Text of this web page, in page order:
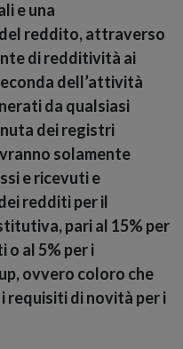
e una
reddito, attraverso
di redditività ai
dell’attività
da qualsiasi
dei registri
solamente
e ricevuti e
redditi per il
pari al 15% per
al 5% per i
ovvero coloro che
requisiti di novità per i